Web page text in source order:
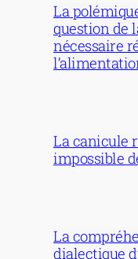
La
question de
nécessaire
La canicule
impossible
La
dialectique